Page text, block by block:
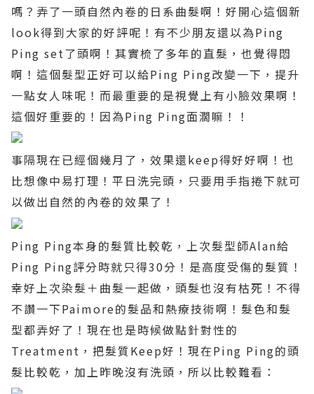
嗎？弄了一頭自然內卷的日系曲髮啊！好開心這個新
look得到大家的好評呢！有不少朋友還以為Ping
Ping set了頭啊！其實梳了多年的直髮，也覺得悶
啊！這個髮型正好可以給Ping Ping改變一下，提升
一點女人味呢！而最重要的是視覺上有小臉效果啊！
這個好重要的！因為Ping Ping面濶嘛！！
事隔現在已經個幾月了，效果還keep得好好啊！也
比想像中易打理！平日洗完頭，只要用手指捲下就可
以做出自然的內卷的效果了！
Ping Ping本身的髮質比較乾，上次髮型師Alan給
Ping Ping評分時就只得30分！是高度受傷的髮質！
幸好上次染髮＋曲髮一起做，頭髮也沒有枯死！不得
不讚一下Paimore的髮品和熱療技術啊！髮色和髮
型都弄好了！現在也是時候做點針對性的
Treatment ，把髮質Keep好！現在Ping Ping的頭
髮比較乾，加上昨晚沒有洗頭，所以比較難看：